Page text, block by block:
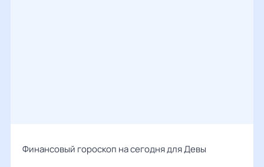
Финансовый гороскоп на сегодня для Девы